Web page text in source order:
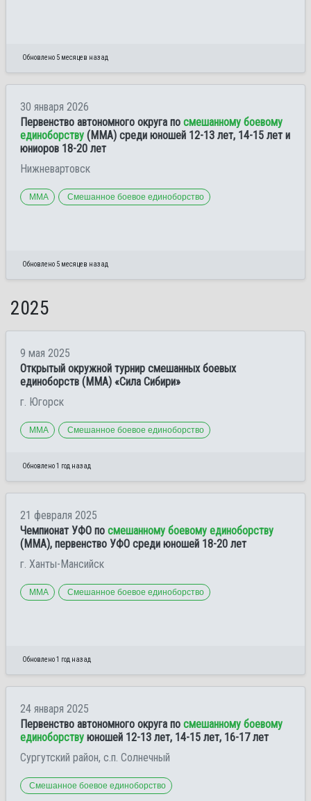
Обновлено 5 месяцев назад
30 января 2026
Первенство автономного округа по смешанному боевому
единоборству (ММА) среди юношей 12-13 лет, 14-15 лет и
юниоров 18-20 лет
Нижневартовск
ММА Смешанное боевое единоборство
Обновлено 5 месяцев назад
2025
9 мая 2025
Открытый окружной турнир смешанных боевых
единоборств (ММА) «Сила Сибири»
г. Югорск
ММА Смешанное боевое единоборство
Обновлено 1 год назад
21 февраля 2025
Чемпионат УФО по смешанному боевому единоборству
(ММА), первенство УФО среди юношей 18-20 лет
г. Ханты-Мансийск
ММА Смешанное боевое единоборство
Обновлено 1 год назад
24 января 2025
Первенство автономного округа по смешанному боевому
единоборству юношей 12-13 лет, 14-15 лет, 16-17 лет
Сургутский район, с.п. Солнечный
Смешанное боевое единоборство